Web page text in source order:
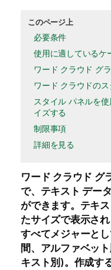
このページ上
必要条件
使用に適しているケ
ワード クラウド グ
ワード クラウドの
スタイル パネルを
イズする
制限事項
詳細を見る
ワード クラウド グ
で、テキスト デー
ができます。テキ
たサイズで表示さ
すべてメジャーと
間、アルファベッ
キスト別)。作成す